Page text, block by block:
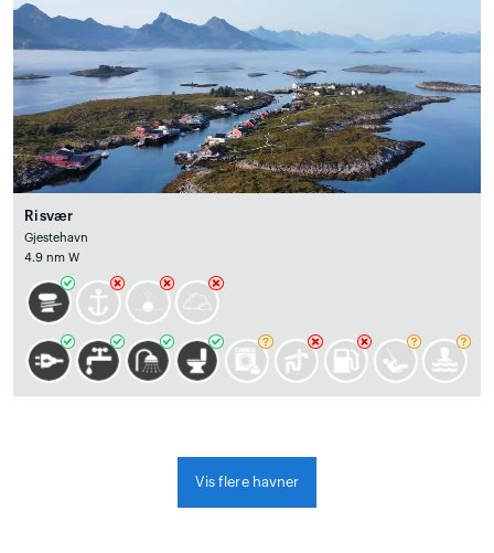
Risvær
Gjestehavn
4.9 nm W
Vis flere havner